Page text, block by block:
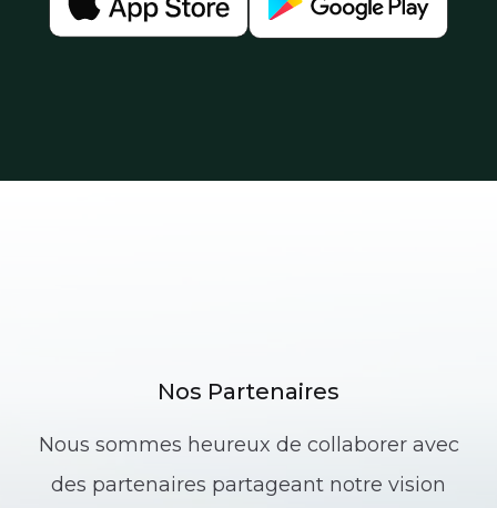
Nos Partenaires
Nous sommes heureux de collaborer avec
des partenaires partageant notre vision